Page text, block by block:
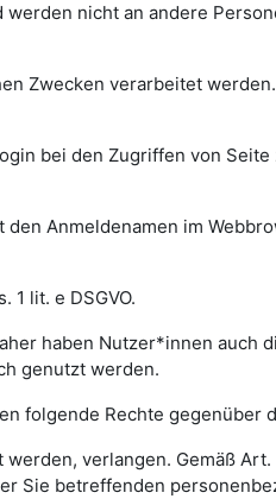
nicht an andere
Zwecken verarbeitet
bei den Zugriffen von
Anmeldenamen im
lit. e DSGVO.
haben Nutzer*innen auch
genutzt werden.
folgende Rechte gegenüber
verlangen. Gemäß Art.
Sie betreffenden